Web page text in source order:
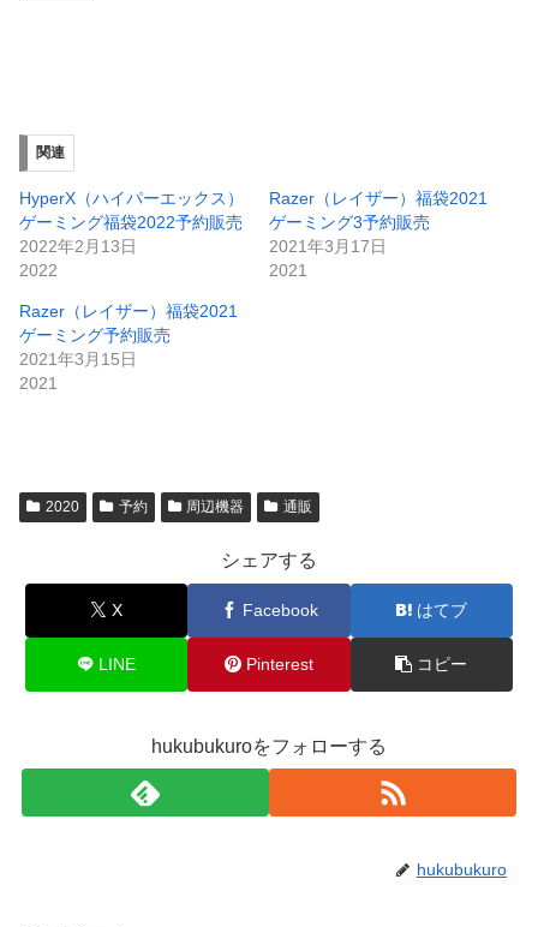
関連
HyperX（ハイパーエックス）
ゲーミング福袋2022予約販売
2022年2月13日
2022
Razer（レイザー）福袋2021
ゲーミング3予約販売
2021年3月17日
2021
Razer（レイザー）福袋2021
ゲーミング予約販売
2021年3月15日
2021
2020 予約 周辺機器 通販
シェアする
X Facebook はてブ
LINE Pinterest コピー
hukubukuroをフォローする
hukubukuro